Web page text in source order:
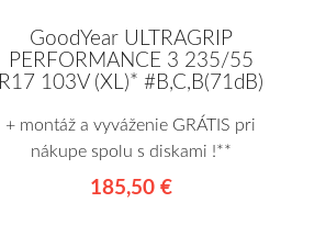
GoodYear ULTRAGRIP
PERFORMANCE 3 235/55
R17 103V (XL)* #B,C,B(71dB)
+ montáž a vyváženie GRÁTIS pri
nákupe spolu s diskami !**
185,50 €